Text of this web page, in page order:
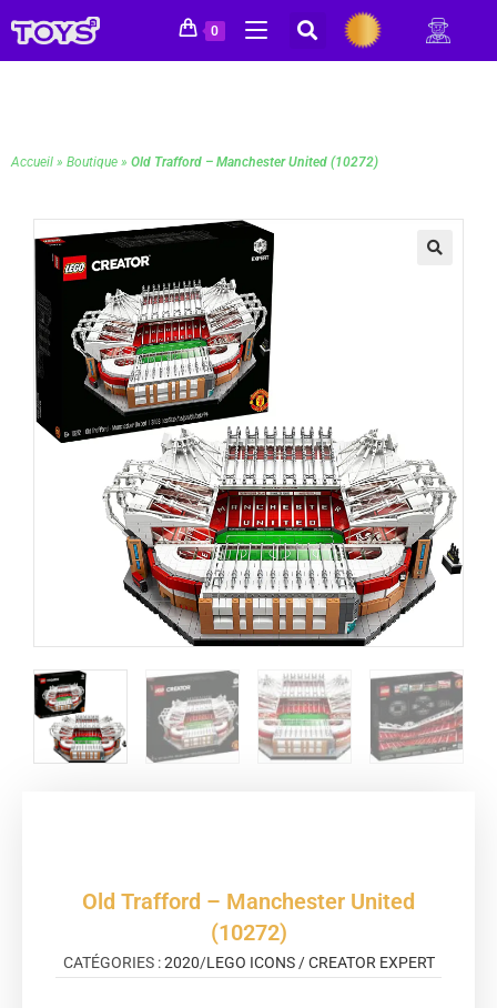
0
Accueil » Boutique » Old Trafford – Manchester United (10272)
Old Trafford – Manchester United
(10272)
CATÉGORIES :2020/LEGO ICONS / CREATOR EXPERT